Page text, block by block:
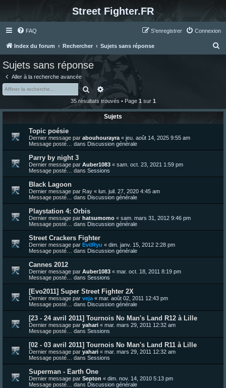
Street Fighter.FR
FAQ Connexion
S’enregistrer
Index du forum Rechercher Sujets sans réponse
Sujets sans réponse
Aller à la recherche avancée
RechercherRecherche avancée
35 résultats trouvés • Page 1 sur 1
Sujets
Topic poésie
Dernier message par abouhourayra « jeu. août 14, 2025 9:55 am
Message posté… dans Discussion générale
Parry by night 3
Dernier message par Auber1083 « sam. oct. 23, 2021 1:59 pm
Message posté… dans Sessions
Black Lagoon
Dernier message par Ray « lun. juil. 27, 2020 4:45 am
Message posté… dans Discussion générale
Playstation 4: Orbis
Dernier message par hatsumomo « sam. mars 31, 2012 9:46 pm
Message posté… dans Discussion générale
Street Crackers Fighter
Dernier message par EvilRyu « dim. janv. 15, 2012 2:28 pm
Message posté… dans Discussion générale
Cannes 2012
Dernier message par Auber1083 « mar. oct. 18, 2011 8:19 pm
Message posté… dans Sessions
[Evo2011] Super Street Fighter 2X
Dernier message par veja « mar. août 02, 2011 12:43 pm
Message posté… dans Discussion générale
[23 - 24 avril 2011] Tournois No Man's Land R12 à Lille
Dernier message par yahari « mar. mars 29, 2011 12:32 am
Message posté… dans Sessions
[02 - 03 avril 2011] Tournois No Man's Land R11 à Lille
Dernier message par yahari « mar. mars 29, 2011 12:32 am
Message posté… dans Sessions
Superman - Earth One
Dernier message par Septon « dim. nov. 14, 2010 5:13 pm
Message posté… dans Discussion générale